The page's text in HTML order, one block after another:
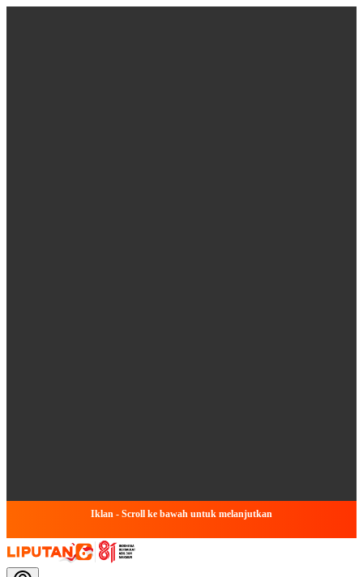
Iklan - Scroll ke bawah untuk melanjutkan